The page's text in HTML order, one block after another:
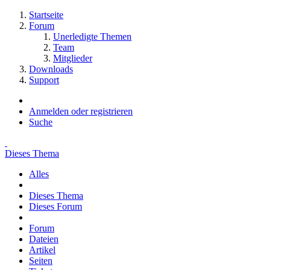
Startseite
Forum
Unerledigte Themen
Team
Mitglieder
Downloads
Support
Anmelden oder registrieren
Suche
Dieses Thema
Alles
Dieses Thema
Dieses Forum
Forum
Dateien
Artikel
Seiten